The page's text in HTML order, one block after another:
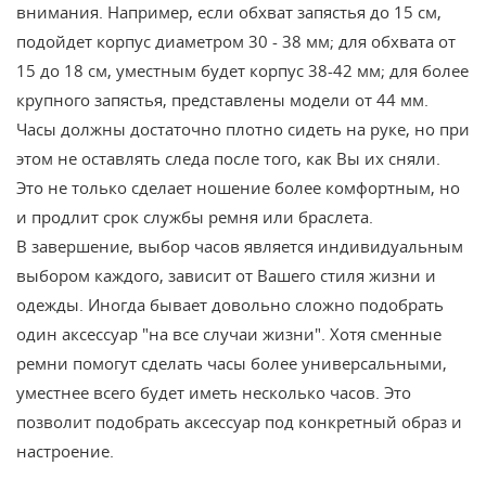
внимания. Например, если обхват запястья до 15 см,
подойдет корпус диаметром 30 - 38 мм; для обхвата от
15 до 18 см, уместным будет корпус 38-42 мм; для более
крупного запястья, представлены модели от 44 мм.
Часы должны достаточно плотно сидеть на руке, но при
этом не оставлять следа после того, как Вы их сняли.
Это не только сделает ношение более комфортным, но
и продлит срок службы ремня или браслета.
В завершение, выбор часов является индивидуальным
выбором каждого, зависит от Вашего стиля жизни и
одежды. Иногда бывает довольно сложно подобрать
один аксессуар "на все случаи жизни". Хотя сменные
ремни помогут сделать часы более универсальными,
уместнее всего будет иметь несколько часов. Это
позволит подобрать аксессуар под конкретный образ и
настроение.